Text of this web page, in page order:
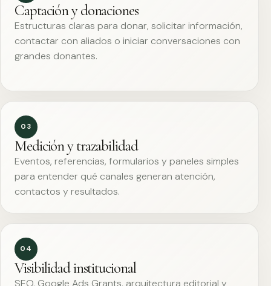
Captación y donaciones
Estructuras claras para donar, solicitar información,
contactar con aliados o iniciar conversaciones con
grandes donantes.
03
Medición y trazabilidad
Eventos, referencias, formularios y paneles simples
para entender qué canales generan atención,
contactos y resultados.
04
Visibilidad institucional
SEO, Google Ads Grants, arquitectura editorial y